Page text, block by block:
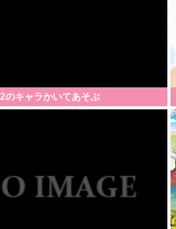
のキャラかいてあそぶ